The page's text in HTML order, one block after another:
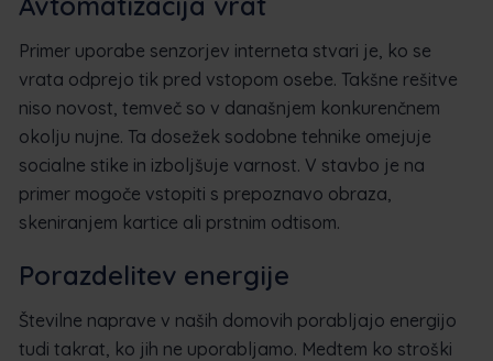
Primer uporabe senzorjev interneta stvari je, ko se
vrata odprejo tik pred vstopom osebe. Takšne rešitve
niso novost, temveč so v današnjem konkurenčnem
okolju nujne. Ta dosežek sodobne tehnike omejuje
socialne stike in izboljšuje varnost. V stavbo je na
primer mogoče vstopiti s prepoznavo obraza,
skeniranjem kartice ali prstnim odtisom.
Porazdelitev energije
Številne naprave v naših domovih porabljajo energijo
tudi takrat, ko jih ne uporabljamo. Medtem ko stroški